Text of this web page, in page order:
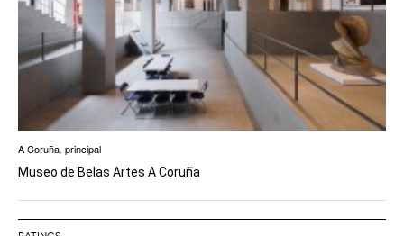
A Coruña principal
Museo de Belas Artes A Coruña